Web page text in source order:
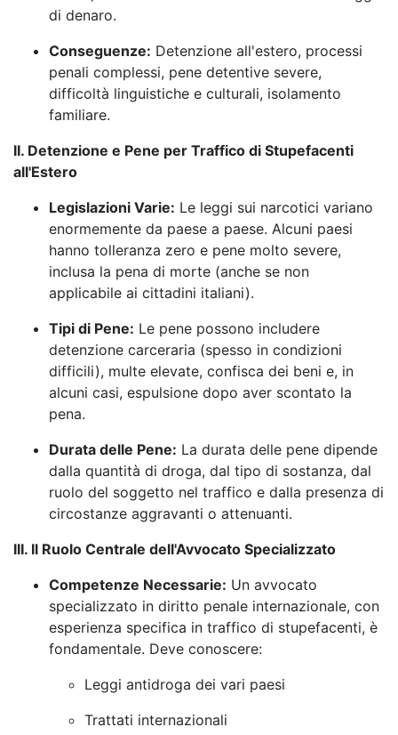
di denaro.
Conseguenze: Detenzione all'estero, processi
penali complessi, pene detentive severe,
difficoltà linguistiche e culturali, isolamento
familiare.
II. Detenzione e Pene per Traffico di Stupefacenti
all'Estero
Legislazioni Varie: Le leggi sui narcotici variano
enormemente da paese a paese. Alcuni paesi
hanno tolleranza zero e pene molto severe,
inclusa la pena di morte (anche se non
applicabile ai cittadini italiani).
Tipi di Pene: Le pene possono includere
detenzione carceraria (spesso in condizioni
difficili), multe elevate, confisca dei beni e, in
alcuni casi, espulsione dopo aver scontato la
pena.
Durata delle Pene: La durata delle pene dipende
dalla quantità di droga, dal tipo di sostanza, dal
ruolo del soggetto nel traffico e dalla presenza di
circostanze aggravanti o attenuanti.
III. Il Ruolo Centrale dell'Avvocato Specializzato
Competenze Necessarie: Un avvocato
specializzato in diritto penale internazionale, con
esperienza specifica in traffico di stupefacenti, è
fondamentale. Deve conoscere:
Leggi antidroga dei vari paesi
Trattati internazionali